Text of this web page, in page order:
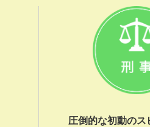
圧倒的な初動のス